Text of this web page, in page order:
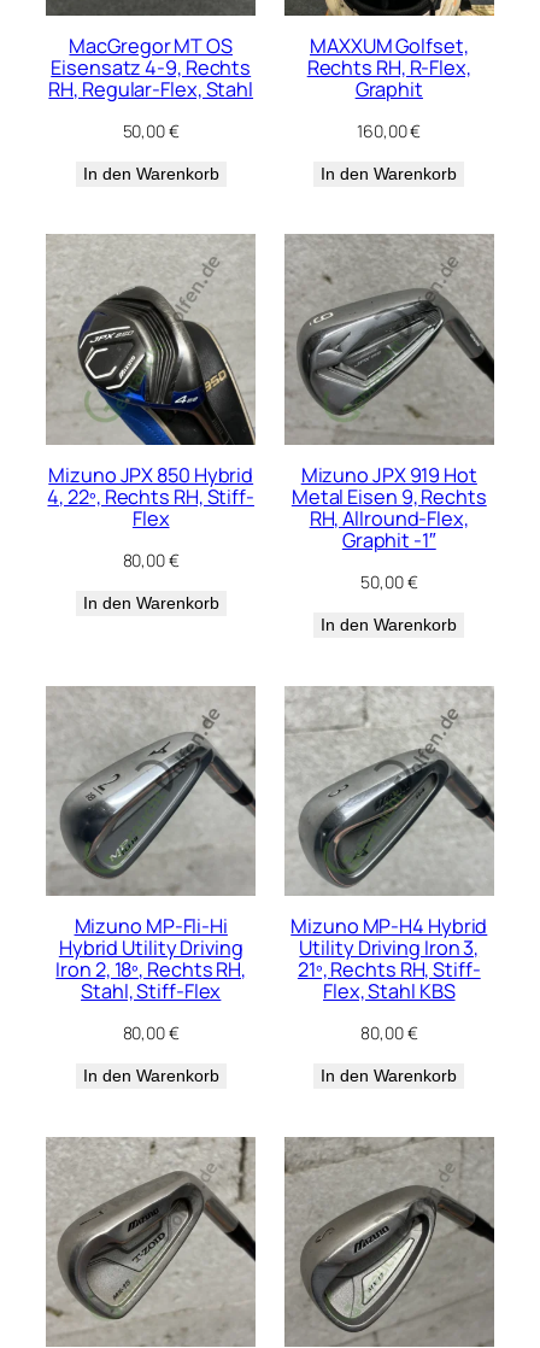
MacGregor MT OS
Eisensatz 4-9, Rechts
RH, Regular-Flex, Stahl
50,00€
In den Warenkorb
MAXXUM Golfset,
Rechts RH, R-Flex,
Graphit
160,00€
In den Warenkorb
Mizuno JPX 850 Hybrid
4, 22º, Rechts RH, Stiff-
Flex
80,00€
In den Warenkorb
Mizuno JPX 919 Hot
Metal Eisen 9, Rechts
RH, Allround-Flex,
Graphit -1″
50,00€
In den Warenkorb
Mizuno MP-Fli-Hi
Hybrid Utility Driving
Iron 2, 18º, Rechts RH,
Stahl, Stiff-Flex
80,00€
In den Warenkorb
Mizuno MP-H4 Hybrid
Utility Driving Iron 3,
21º, Rechts RH, Stiff-
Flex, Stahl KBS
80,00€
In den Warenkorb